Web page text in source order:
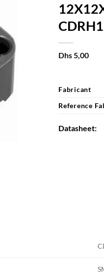
Dhs5,00
Fabricant
Reference
Datasheet: